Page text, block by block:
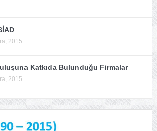
2015
Katkıda Bulunduğu Firmalar
2015